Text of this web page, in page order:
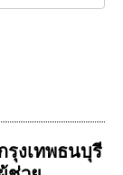
งเทพธนบุรี